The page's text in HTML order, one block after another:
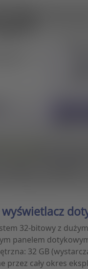
32-bitowy z
panelem
32 GB
przez cały okres